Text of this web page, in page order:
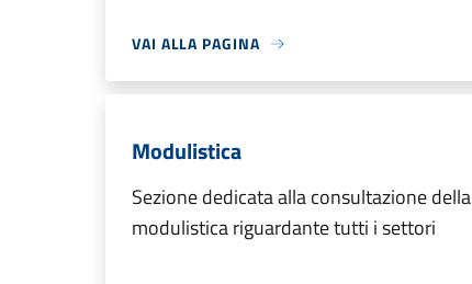
VAI ALLA PAGINA
Modulistica
Sezione dedicata alla consultazione della
modulistica riguardante tutti i settori